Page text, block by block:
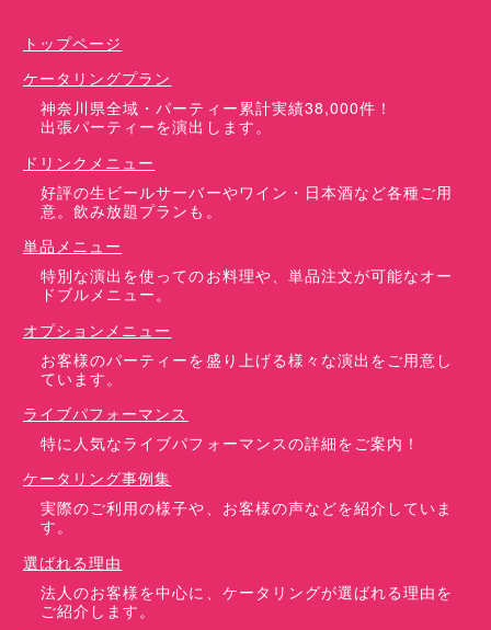
トップページ
ケータリングプラン
神奈川県全域・パーティー累計実績38,000件！
出張パーティーを演出します。
ドリンクメニュー
好評の生ビールサーバーやワイン・日本酒など各種ご用
意。飲み放題プランも。
単品メニュー
特別な演出を使ってのお料理や、単品注文が可能なオー
ドブルメニュー。
オプションメニュー
お客様のパーティーを盛り上げる様々な演出をご用意し
ています。
ライブパフォーマンス
特に人気なライブパフォーマンスの詳細をご案内！
ケータリング事例集
実際のご利用の様子や、お客様の声などを紹介していま
す。
選ばれる理由
法人のお客様を中心に、ケータリングが選ばれる理由を
ご紹介します。